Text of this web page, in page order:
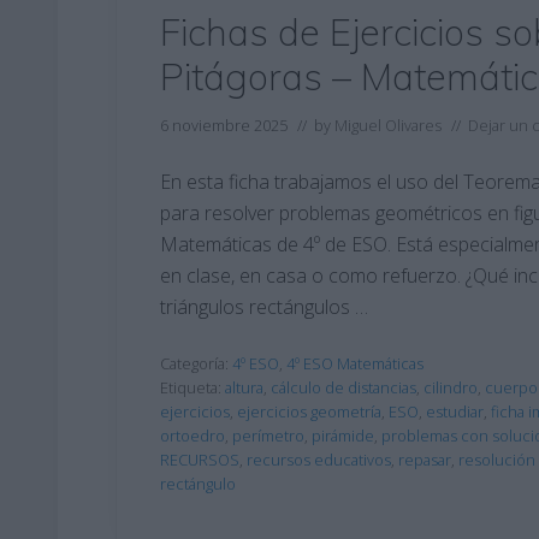
Fichas de Ejercicios
Pitágoras –
6 noviembre 2025 // by Miguel Olivares // Dejar un
En esta ficha trabajamos el uso del
para resolver problemas geométricos en
Matemáticas de 4º de ESO. Está
en clase, en casa o como refuerzo. ¿Qué
triángulos rectángulos …
Categoría: 4º ESO, 4º ESO Matemáticas
Etiqueta: altura, cálculo de distancias, cilindro,
ejercicios, ejercicios geometría, ESO, estudiar, ficha
ortoedro, perímetro, pirámide, problemas con
RECURSOS, recursos educativos, repasar, resolución
rectángulo